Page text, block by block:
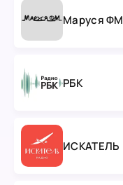
Маруся ФМ
РБК
ИСКАТЕЛЬ